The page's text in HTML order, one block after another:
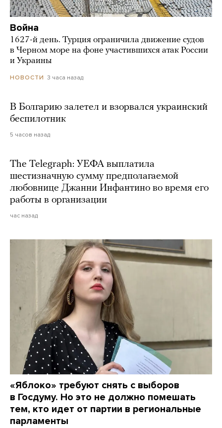
Война
1627-й день. Турция ограничила движение судов
в Черном море на фоне участившихся атак России
и Украины
НОВОСТИ 3 часа назад
В Болгарию залетел и взорвался украинский
беспилотник
5 часов назад
The Telegraph: УЕФА выплатила
шестизначную сумму предполагаемой
любовнице Джанни Инфантино во время его
работы в организации
час назад
«Яблоко» требуют снять с выборов
в Госдуму. Но это не должно помешать
тем, кто идет от партии в региональные
парламенты